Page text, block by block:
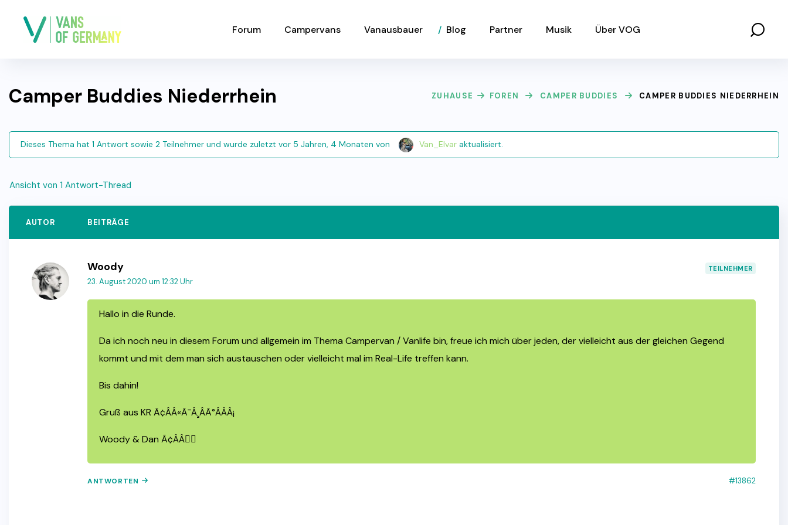
Forum Campervans Vanausbauer Blog Partner Musik Über VOG
Camper Buddies Niederrhein ZUHAUSE FOREN CAMPER BUDDIES CAMPER BUDDIES NIEDERRHEIN
Dieses Thema hat 1 Antwort sowie 2 Teilnehmer und wurde zuletztvor 5 Jahren, 4 Monaten von Van_Elvar aktualisiert.
Ansicht von 1 Antwort-Thread
AUTOR BEITRÄGE
Woody
23. August 2020 um 12:32 Uhr
TEILNEHMER
Hallo in die Runde.
Da ich noch neu in diesem Forum und allgemein im Thema Campervan / Vanlife bin, freue ich mich über jeden, der vielleicht aus der gleichen Gegend
kommt und mit dem man sich austauschen oder vielleicht mal im Real-Life treffen kann.
Bis dahin!
Gruß aus KR Ã¢ÂÂ«Ã¯Â¸ÂÃ°ÂÂÂ¡
Woody & Dan Ã¢ÂÂ🏼
ANTWORTEN #13862